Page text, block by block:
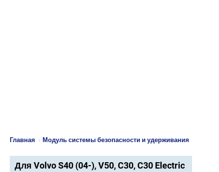
Главная › Модуль системы безопасности и удерживания
Для Volvo S40 (04-), V50, C30, C30 Electric